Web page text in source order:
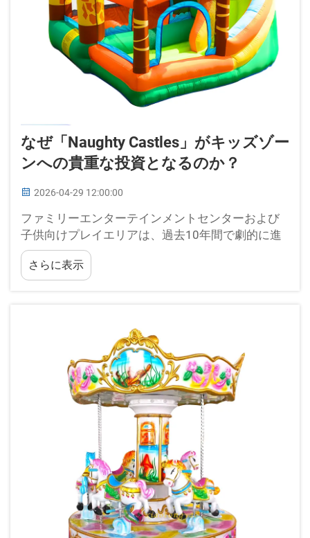
なぜ「Naughty Castles」がキッズゾー
ンへの貴重な投資となるのか？
2026-04-29 12:00:00
ファミリーエンターテインメントセンターおよび
子供向けプレイエリアは、過去10年間で劇的に進
化しており、事業者は楽しさと収益性の両方を提
供する革新的なアトラクションを求めています。
現代のキッズゾーンに追加される最も魅力的な設
さらに表示